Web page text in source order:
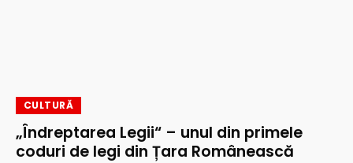
CULTURĂ
„Îndreptarea Legii“ – unul din primele
coduri de legi din Țara Românească